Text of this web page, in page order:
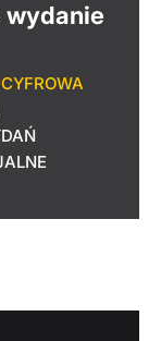
wydanie